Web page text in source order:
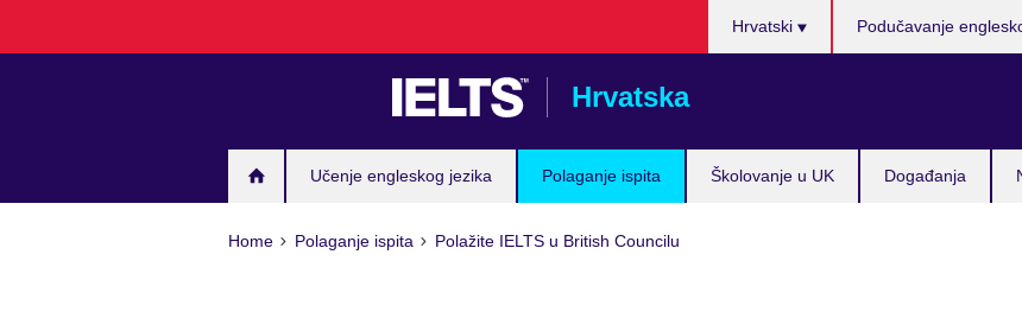
Hrvatska
Učenje engleskog jezika Polaganje ispita Školovanje u UK Događanja
Hrvatski Podučavanje
Home Polaganje ispita Polažite IELTS u British Councilu